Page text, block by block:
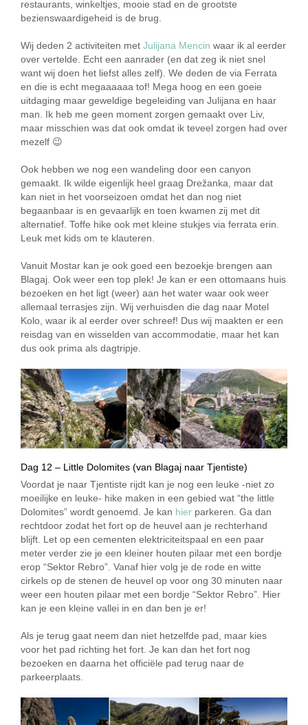
restaurants, winkeltjes, mooie stad en de grootste
bezienswaardigeheid is de brug.
Wij deden 2 activiteiten met Julijana Mencin waar ik al eerder
over vertelde. Echt een aanrader (en dat zeg ik niet snel
want wij doen het liefst alles zelf). We deden de via Ferrata
en die is echt megaaaaaa tof! Mega hoog en een goeie
uitdaging maar geweldige begeleiding van Julijana en haar
man. Ik heb me geen moment zorgen gemaakt over Liv,
maar misschien was dat ook omdat ik teveel zorgen had over
mezelf 😉
Ook hebben we nog een wandeling door een canyon
gemaakt. Ik wilde eigenlijk heel graag Drežanka, maar dat
kan niet in het voorseizoen omdat het dan nog niet
begaanbaar is en gevaarlijk en toen kwamen zij met dit
alternatief. Toffe hike ook met kleine stukjes via ferrata erin.
Leuk met kids om te klauteren.
Vanuit Mostar kan je ook goed een bezoekje brengen aan
Blagaj. Ook weer een top plek! Je kan er een ottomaans huis
bezoeken en het ligt (weer) aan het water waar ook weer
allemaal terrasjes zijn. Wij verhuisden die dag naar Motel
Kolo, waar ik al eerder over schreef! Dus wij maakten er een
reisdag van en wisselden van accommodatie, maar het kan
dus ook prima als dagtripje.
Dag 12 – Little Dolomites (van Blagaj naar Tjentiste)
Voordat je naar Tjentiste rijdt kan je nog een leuke -niet zo
moeilijke en leuke- hike maken in een gebied wat “the little
Dolomites” wordt genoemd. Je kan hier parkeren. Ga dan
rechtdoor zodat het fort op de heuvel aan je rechterhand
blijft. Let op een cementen elektriciteitspaal en een paar
meter verder zie je een kleiner houten pilaar met een bordje
erop “Sektor Rebro”. Vanaf hier volg je de rode en witte
cirkels op de stenen de heuvel op voor ong 30 minuten naar
weer een houten pilaar met een bordje “Sektor Rebro”. Hier
kan je een kleine vallei in en dan ben je er!
Als je terug gaat neem dan niet hetzelfde pad, maar kies
voor het pad richting het fort. Je kan dan het fort nog
bezoeken en daarna het officiële pad terug naar de
parkeerplaats.